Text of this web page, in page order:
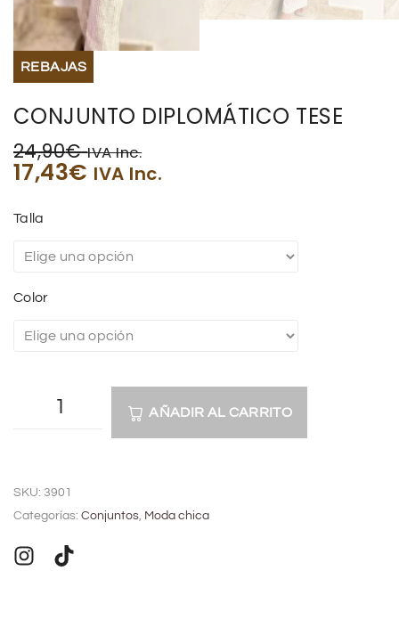
REBAJAS
CONJUNTO DIPLOMÁTICO TESE
24,90€ IVA Inc.
17,43€ IVA Inc.
Talla
Color
AÑADIR AL CARRITO
t
e
r
SKU: 3901
Categorías: Conjuntos, Moda chica